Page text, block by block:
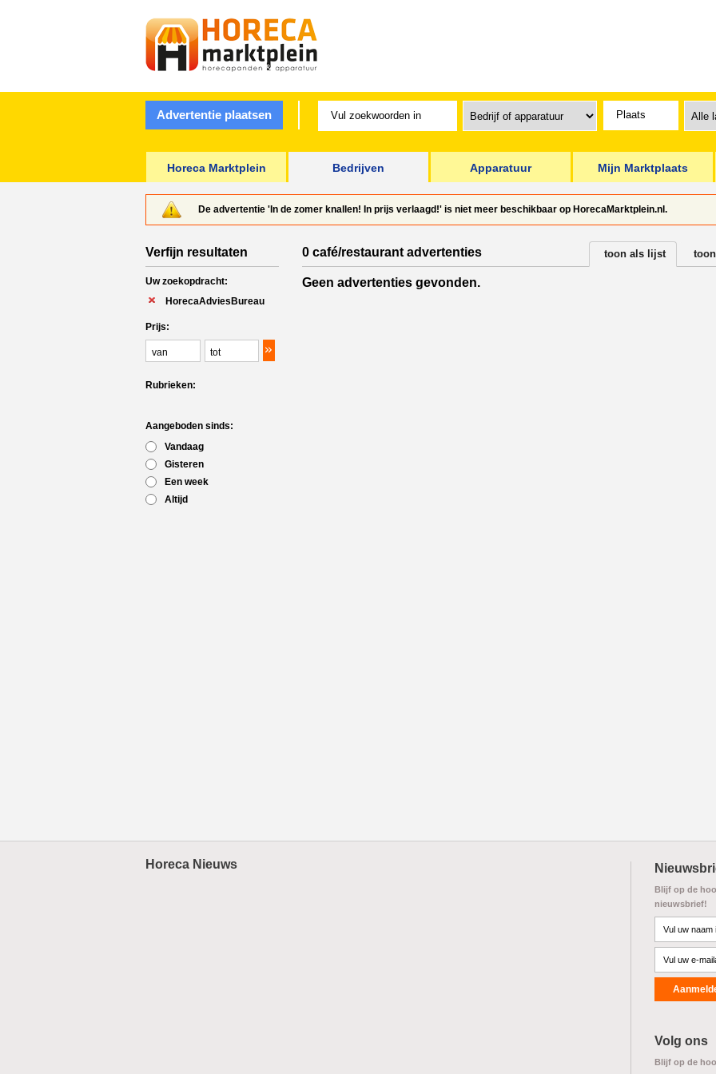
Advertentie plaatsen
Horeca Marktplein Bedrijven Apparatuur Mijn Marktplaats
De advertentie 'In de zomer knallen! In prijs verlaagd!' is niet meer beschikbaar op HorecaMarktplein.nl.
Verfijn resultaten
Uw zoekopdracht:
HorecaAdviesBureau
Prijs:
Rubrieken:
Aangeboden sinds:
Vandaag
Gisteren
Een week
Altijd
0 café/restaurant advertenties toon als lijst
Geen advertenties gevonden.
Horeca Nieuws
Blijf op de
nieuwsbrief!
Volg ons
Blijf op de